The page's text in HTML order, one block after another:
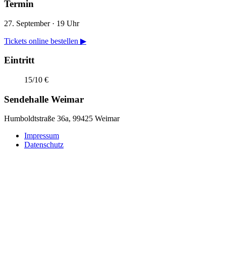
Termin
27. September · 19 Uhr
Tickets online bestellen ▶
Eintritt
15/10 €
Sendehalle Weimar
Humboldtstraße 36a, 99425 Weimar
Impressum
Datenschutz